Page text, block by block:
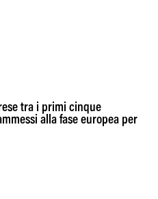
tra i primi cinque
alla fase europea per